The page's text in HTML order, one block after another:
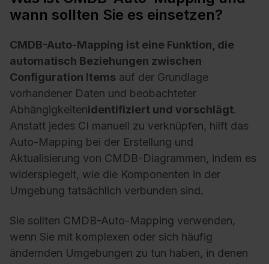
wann sollten Sie es einsetzen?
CMDB-Auto-Mapping ist eine Funktion, die
automatisch Beziehungen zwischen
Configuration Items auf der Grundlage
vorhandener Daten und beobachteter
Abhängigkeitenidentifiziert und vorschlägt.
Anstatt jedes CI manuell zu verknüpfen, hilft das
Auto-Mapping bei der Erstellung und
Aktualisierung von CMDB-Diagrammen, indem es
widerspiegelt, wie die Komponenten in der
Umgebung tatsächlich verbunden sind.
Sie sollten CMDB-Auto-Mapping verwenden,
wenn Sie mit komplexen oder sich häufig
ändernden Umgebungen zu tun haben, in denen